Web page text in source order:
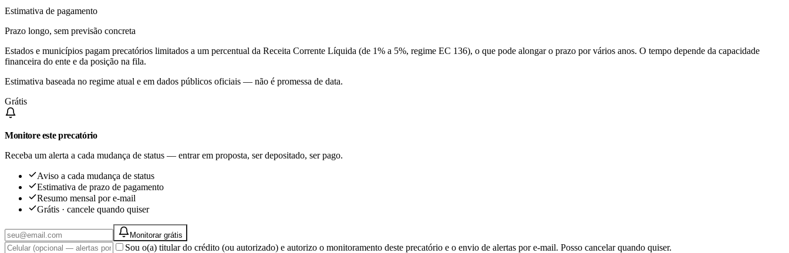
Estimativa de pagamento
Prazo longo, sem previsão concreta
Estados e municípios pagam precatórios limitados a um percentual da Receita Corrente Líquida (de 1% a 5%, regime EC 136), o que pode alongar o prazo por vários anos. O tempo depende da capacidade
financeira do ente e da posição na fila.
Estimativa baseada no regime atual e em dados públicos oficiais — não é promessa de data.
Grátis
Monitore este precatório
Receba um alerta a cada mudança de status — entrar em proposta, ser depositado, ser pago.
Aviso a cada mudança de status
Estimativa de prazo de pagamento
Resumo mensal por e-mail
Grátis · cancele quando quiser
Monitorar grátis
Sou o(a) titular do crédito (ou autorizado) e autorizo o monitoramento deste precatório e o envio de alertas por e-mail. Posso cancelar quando quiser.